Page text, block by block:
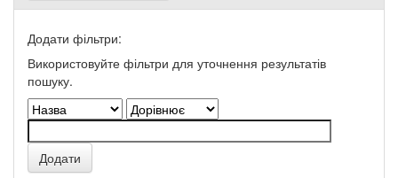
Додати фільтри:
Використовуйте фільтри для уточнення результатів
пошуку.